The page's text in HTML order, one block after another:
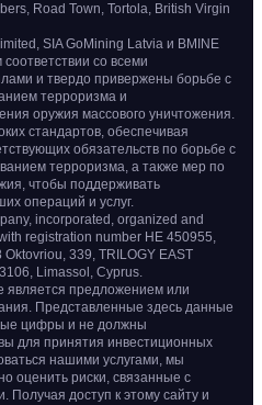
Road Town, Tortola, British Virgin
SIA GoMining Latvia и BMINE
со всеми
и твердо привержены борьбе с
терроризма и
оружия массового уничтожения.
стандартов, обеспечивая
обязательств по борьбе с
терроризма, а также мер по
чтобы поддерживать
операций и услуг.
incorporated, organized and
registration number HE 450955,
339, TRILOGY EAST
Limassol, Cyprus.
предложением или
Представленные здесь данные
цифры и не должны
для принятия инвестиционных
нашими услугами, мы
оценить риски, связанные с
доступ к этому сайту и